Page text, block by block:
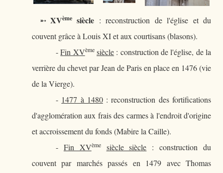
➵ XVème siècle : reconstruction de l'église et du
couvent grâce à Louis XI et aux courtisans (blasons).
-Fin XVème siècle : construction de l'église, de la
verrière du chevet par Jean de Paris en place en 1476 (vie
de la Vierge).
- 1477 à 1480: reconstruction des fortifications
d'agglomération aux frais des carmes à l'endroit d'origine
et accroissement du fonds (Mabire la Caille).
- Fin XVème siècle siècle : construction du
couvent par marchés passés en 1479 avec Thomas